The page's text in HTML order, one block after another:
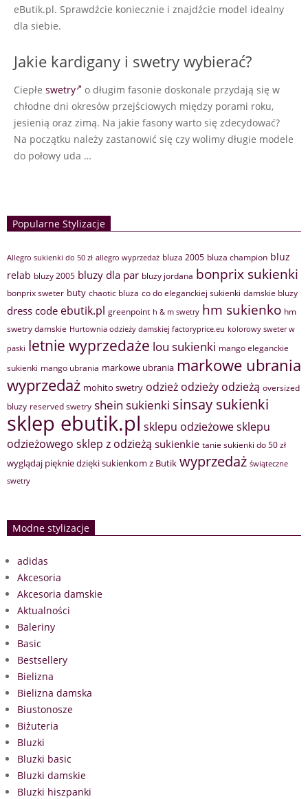
eButik.pl. Sprawdźcie koniecznie i znajdźcie model idealny
dla siebie.
Jakie kardigany i swetry wybierać?
Ciepłe swetry
o długim fasonie doskonale przydają się w
chłodne dni okresów przejściowych między porami roku,
jesienią oraz zimą. Na jakie fasony warto się zdecydować?
Na początku należy zastanowić się czy wolimy długie modele
do połowy uda …
Popularne Stylizacje
Allegro sukienki do 50 zł allegro wyprzedaż bluza 2005 bluza champion bluz
relab bluzy 2005 bluzy dla par bluzy jordana bonprix sukienki
bonprix sweter buty chaotic bluza co do eleganckiej sukienki damskie bluzy
dress code ebutik.pl greenpoint h & m swetry hm sukienko hm
swetry damskie Hurtownia odzieży damskiej factoryprice.eu kolorowy sweter w
paski letnie wyprzedaże lou sukienki mango eleganckie
sukienki mango ubrania markowe ubrania markowe ubrania
wyprzedaż mohito swetry odzież odzieży odzieżą oversized
bluzy reserved swetry shein sukienki sinsay sukienki
sklep ebutik.pl sklepu odzieżowesklepu
odzieżowego sklep z odzieżą sukienkie tanie sukienki do 50 zł
wyglądaj pięknie dzięki sukienkom z Butik wyprzedaż świąteczne
swetry
Modne stylizacje
adidas
Akcesoria
Akcesoria damskie
Aktualności
Baleriny
Basic
Bestsellery
Bielizna
Bielizna damska
Biustonosze
Biżuteria
Bluzki
Bluzki basic
Bluzki damskie
Bluzki hiszpanki